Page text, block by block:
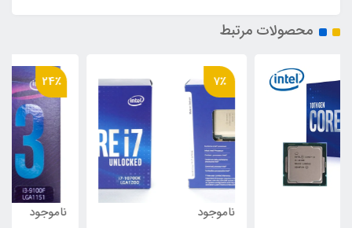
محصولات مرتبط
7٪ 24٪